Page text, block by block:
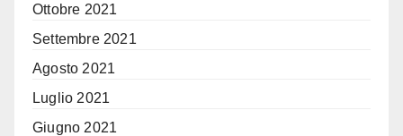
Ottobre 2021
Settembre 2021
Agosto 2021
Luglio 2021
Giugno 2021